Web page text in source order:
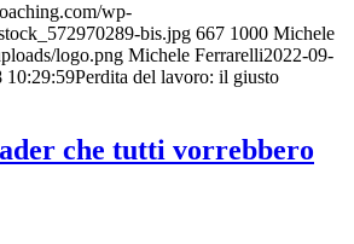
wp-
bis.jpg 667 1000 Michele
logo.png Michele Ferrarelli2022-09-
10:29:59Perdita del lavoro: il giusto
che tutti vorrebbero